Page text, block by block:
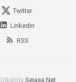
Twitter
Linkedin
RSS
Sejasa Net